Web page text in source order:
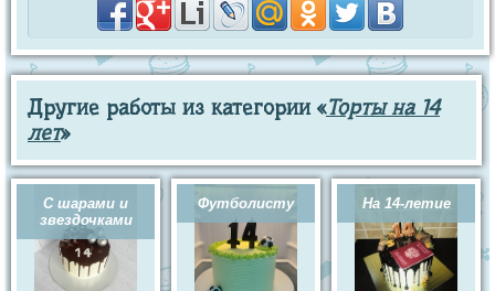
Другие работы из категории «Торты на 14
лет»
С шарами и
звездочками
Футболисту На 14-летие